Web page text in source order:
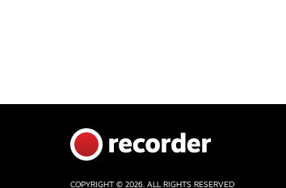
COPYRIGHT © 2026. ALL RIGHTS RESERVED